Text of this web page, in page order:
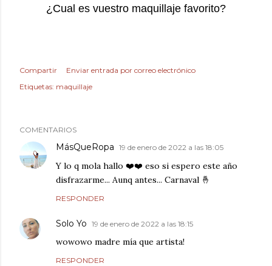
¿Cual es vuestro maquillaje favorito?
Compartir
Enviar entrada por correo electrónico
Etiquetas: maquillaje
COMENTARIOS
MásQueRopa 19 de enero de 2022 a las 18:05
Y lo q mola hallo ❤️❤️ eso si espero este año
disfrazarme... Aunq antes... Carnaval 🤞
RESPONDER
Solo Yo 19 de enero de 2022 a las 18:15
wowowo madre mía que artista!
RESPONDER